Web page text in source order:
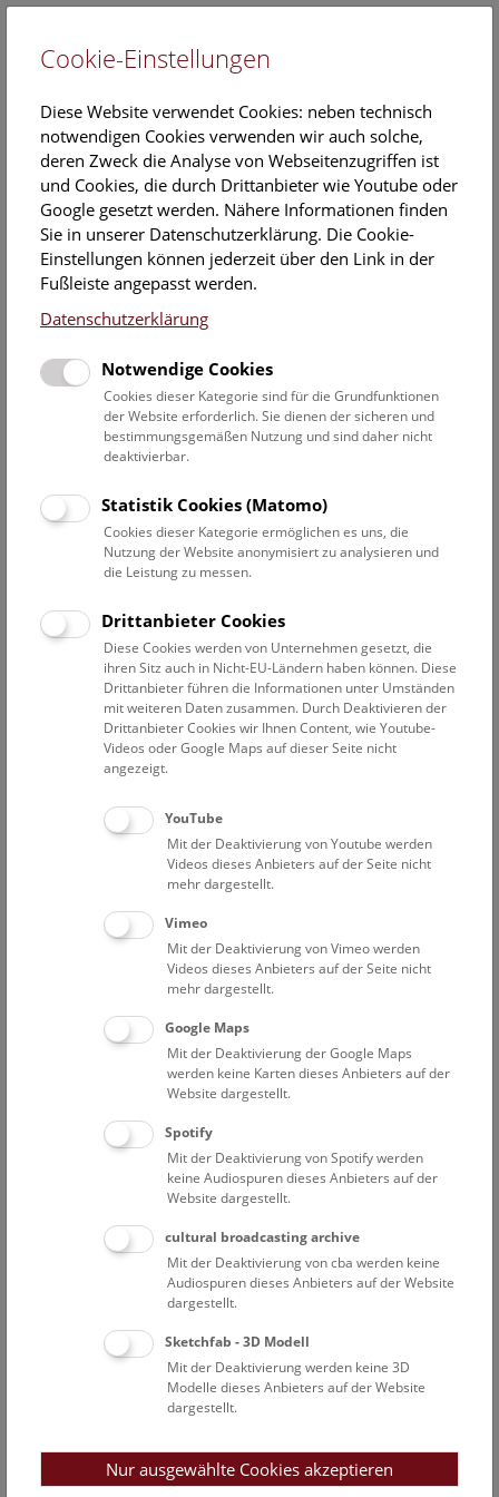
DE
Archäozoologie
Mag. Dr. Erich PUCHER
Leiter der Archäologisch Zoologischen Sammlung, I.
Zoologische Abteilung des NHM Wien
Naturhistorisches Museum Wien / I. Zoologische Abteilung
Archäologisch-Zoologische Sammlung
Burgring 7, 1014 Wien
Telefon: +43 1 52177 / 310
homepage: http://www.nhm-wien.ac.at/NHM/1Zoo/
e-mail: erich.pucher@nhm-wien.ac.at
Geboren 1953 in Baden bei Wien
Matura 1971 ebendort
Studium an der Universität Wien Lehramt Biologie und
Erdwissenschaften sowie Zoologie und Humanbiologie
1978 Lehramtsprüfung und Magister der
Naturwissenschaften
1979/80 Probejahr und 1980/81 AHS-Lehrer
1982 Abschluss zum Doktor der Philosophie
seit 1982 wissenschaftlicher Mitarbeiter an der
Archäologisch-Zoologischen Sammlung des
Naturhistorischen Museums Wien
zahlreiche archäozoologische Untersuchungen und
Publikationen, sowie Beteiligung an in- und ausländischen
Forschungsprojekten.
seit 1991 Lektor für Domestikationsgeschichte an der
Universität für Bodenkultur
1992 Leiter der Archäozoologischen Sammlung und seit
1993 Oberrat
Cookie-Einstellungen
Diese Website verwendet Cookies: neben technisch
notwendigen Cookies verwenden wir auch solche,
deren Zweck die Analyse von Webseitenzugriffen ist
und Cookies, die durch Drittanbieter wie Youtube oder
Google gesetzt werden. Nähere Informationen finden
Sie in unserer Datenschutzerklärung. Die Cookie-
Einstellungen können jederzeit über den Link in der
Fußleiste angepasst werden.
Datenschutzerklärung
Notwendige Cookies
Cookies dieser Kategorie sind für die Grundfunktionen
der Website erforderlich. Sie dienen der sicheren und
bestimmungsgemäßen Nutzung und sind daher nicht
deaktivierbar.
Statistik Cookies (Matomo)
Cookies dieser Kategorie ermöglichen es uns, die
Nutzung der Website anonymisiert zu analysieren und
die Leistung zu messen.
Drittanbieter Cookies
Diese Cookies werden von Unternehmen gesetzt, die
ihren Sitz auch in Nicht-EU-Ländern haben können. Diese
Drittanbieter führen die Informationen unter Umständen
mit weiteren Daten zusammen. Durch Deaktivieren der
Drittanbieter Cookies wir Ihnen Content, wie Youtube-
Videos oder Google Maps auf dieser Seite nicht
angezeigt.
YouTube
Mit der Deaktivierung von Youtube werden
Videos dieses Anbieters auf der Seite nicht
mehr dargestellt.
Vimeo
Mit der Deaktivierung von Vimeo werden
Videos dieses Anbieters auf der Seite nicht
mehr dargestellt.
Google Maps
Mit der Deaktivierung der Google Maps
werden keine Karten dieses Anbieters auf der
Website dargestellt.
Spotify
Mit der Deaktivierung von Spotify werden
keine Audiospuren dieses Anbieters auf der
Website dargestellt.
cultural broadcasting archive
Mit der Deaktivierung von cba werden keine
Audiospuren dieses Anbieters auf der Website
dargestellt.
Sketchfab - 3D Modell
Mit der Deaktivierung werden keine 3D
Modelle dieses Anbieters auf der Website
dargestellt.
Nur ausgewählte Cookies akzeptieren